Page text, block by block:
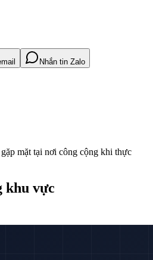
Nhắn tin Zalo
mặt tại nơi công cộng khi thực
khu vực